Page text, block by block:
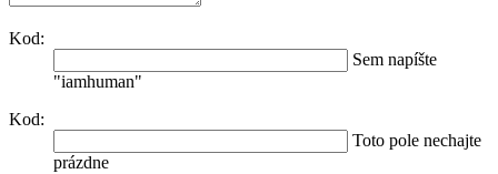
Kod:
Sem napíšte
"iamhuman"
Kod:
Toto pole nechajte
prázdne